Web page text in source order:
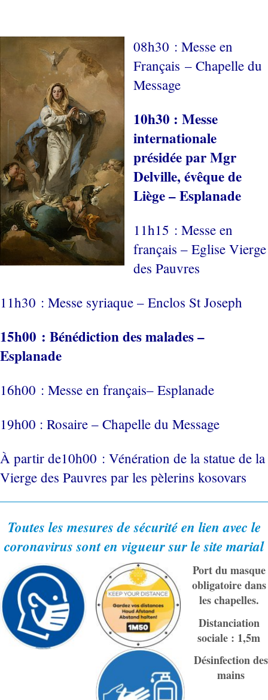
08h30 : Messe en
Français – Chapelle du
Message
10h30 : Messe
internationale
présidée par Mgr
Delville, évêque de
Liège – Esplanade
11h15 : Messe en
français – Eglise Vierge
des Pauvres
11h30 : Messe syriaque – Enclos St Joseph
15h00 : Bénédiction des malades –
Esplanade
16h00 : Messe en français– Esplanade
19h00 : Rosaire – Chapelle du Message
À partir de10h00 : Vénération de la statue de la
Vierge des Pauvres par les pèlerins kosovars
Toutes les mesures de sécurité en lien avec le
coronavirus sont en vigueur sur le site marial
Port du masque
obligatoire dans
les chapelles.
Distanciation
sociale : 1,5m
Désinfection des
mains